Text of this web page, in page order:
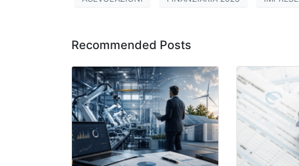
Recommended Posts